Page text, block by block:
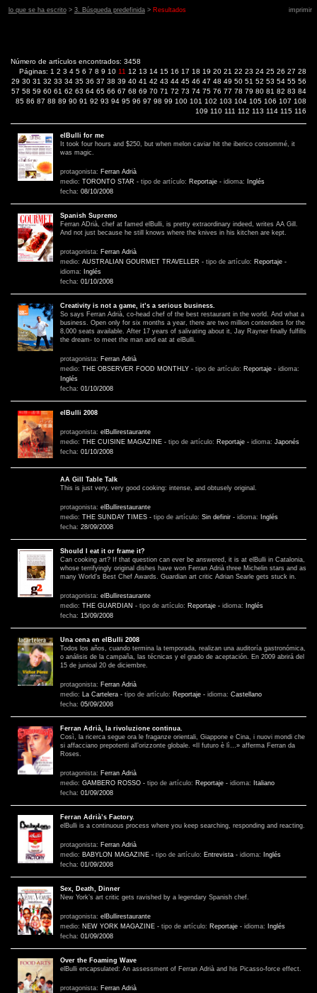
lo que se ha escrito> 3. Búsqueda predefinida> Resultados imprimir
Número de artículos encontrados: 3458
Páginas: 1 2 3 4 5 6 7 8 9 10 11 12 13 14 15 16 17 18 19 20 21 22 23 24 25 26 27 28
29 30 31 32 33 34 35 36 37 38 39 40 41 42 43 44 45 46 47 48 49 50 51 52 53 54 55 56
57 58 59 60 61 62 63 64 65 66 67 68 69 70 71 72 73 74 75 76 77 78 79 80 81 82 83 84
85 86 87 88 89 90 91 92 93 94 95 96 97 98 99 100 101 102 103 104 105 106 107 108
109 110 111 112 113 114 115 116
elBulli for me
It took four hours and $250, but when melon caviar hit the iberico consommé, it
was magic.
protagonista: Ferran Adrià
medio: TORONTO STAR - tipo de artículo: Reportaje - idioma:
Inglés
fecha: 08/10/2008
Spanish Supremo
Ferran ADrià, chef at famed elBulli, is pretty extraordinary indeed, writes AA Gill.
And not just because he still knows where the knives in his kitchen are kept.
protagonista: Ferran Adrià
medio: AUSTRALIAN GOURMET TRAVELLER - tipo de artículo: Reportaje -
idioma:
Inglés
fecha: 01/10/2008
Creativity is not a game, it’s a serious business.
So says Ferran Adrià, co-head chef of the best restaurant in the world. And what a
business. Open only for six months a year, there are two million contenders for the
8,000 seats available. After 17 years of salivating about it, Jay Rayner finally fulfills
the dream- to meet the man and eat at elBulli.
protagonista: Ferran Adrià
medio: THE OBSERVER FOOD MONTHLY - tipo de artículo: Reportaje - idioma:
Inglés
fecha: 01/10/2008
elBulli 2008
protagonista: elBullirestaurante
medio: THE CUISINE MAGAZINE - tipo de artículo: Reportaje - idioma: Japonés
fecha: 01/10/2008
AA Gill Table Talk
This is just very, very good cooking: intense, and obtusely original.
protagonista: elBullirestaurante
medio: THE SUNDAY TIMES - tipo de artículo: Sin definir - idioma:
Inglés
fecha: 28/09/2008
Should I eat it or frame it?
Can cooking art? If that question can ever be answered, it is at elBulli in Catalonia,
whose terrifyingly original dishes have won Ferran Adrià three Michelin stars and as
many World’s Best Chef Awards. Guardian art critic Adrian Searle gets stuck in.
protagonista: elBullirestaurante
medio: THE GUARDIAN - tipo de artículo: Reportaje - idioma:
Inglés
fecha: 15/09/2008
Una cena en elBulli 2008
Todos los años, cuando termina la temporada, realizan una auditoría gastronómica,
o análisis de la campaña, las técnicas y el grado de aceptación. En 2009 abrirá del
15 de junioal 20 de diciembre.
protagonista: Ferran Adrià
medio: La Cartelera - tipo de artículo: Reportaje - idioma: Castellano
fecha: 05/09/2008
Ferran Adrià, la rivoluzione continua.
Così, la ricerca segue ora le fraganze orientali, Giappone e Cina, i nuovi mondi che
si affacciano prepotenti all’orizzonte globale. «Il futuro è lì…» afferma Ferran da
Roses.
protagonista: Ferran Adrià
medio: GAMBERO ROSSO - tipo de artículo: Reportaje - idioma:
Italiano
fecha: 01/09/2008
Ferran Adrià’s Factory.
elBulli is a continuous process where you keep searching, responding and reacting.
protagonista: Ferran Adrià
medio: BABYLON MAGAZINE - tipo de artículo: Entrevista - idioma:
Inglés
fecha: 01/09/2008
Sex, Death, Dinner
New York’s art critic gets ravished by a legendary Spanish chef.
protagonista: elBullirestaurante
medio: NEW YORK MAGAZINE - tipo de artículo: Reportaje - idioma:
Inglés
fecha: 01/09/2008
Over the Foaming Wave
elBulli encapsulated: An assessment of Ferran Adrià and his Picasso-force effect.
protagonista: Ferran Adrià